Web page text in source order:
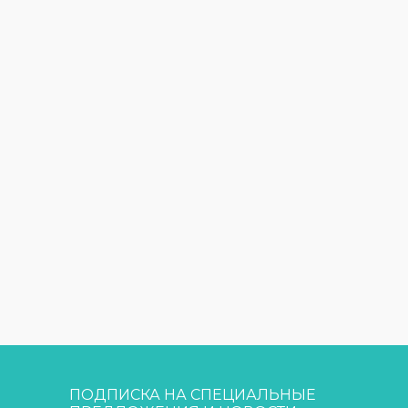
ПОДПИСКА НА СПЕЦИАЛЬНЫЕ